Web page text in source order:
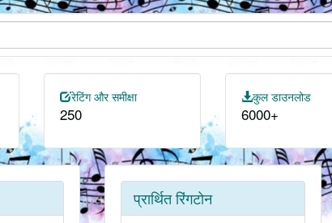
रेटिंग और समीक्षा
250
कुल डाउनलोड
6000+
प्रार्थित रिंगटोन